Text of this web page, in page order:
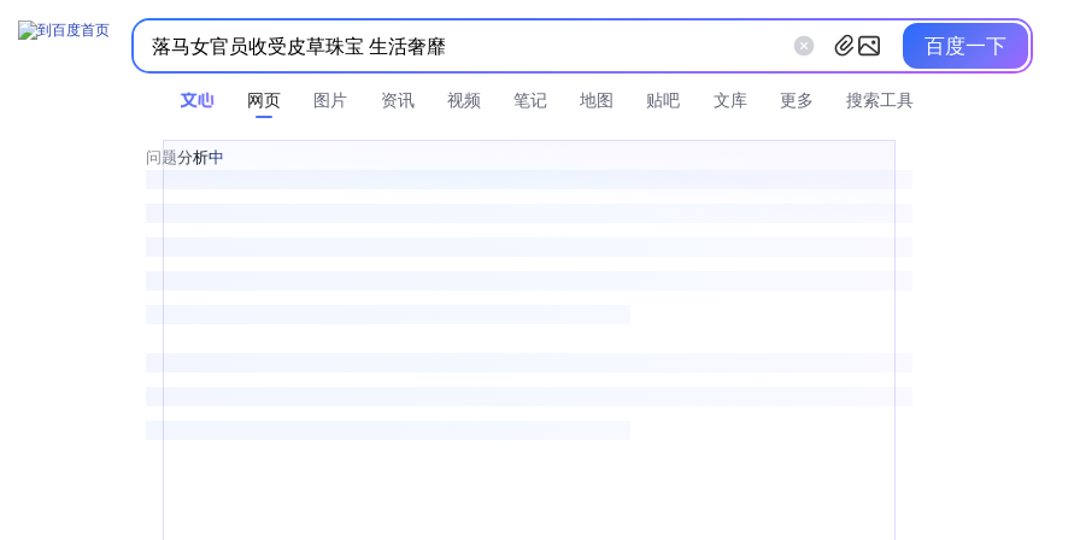
百度一下
网页 图片 资讯 视频 笔记 地图 贴吧 文库 更多 搜索工具
问题分析中